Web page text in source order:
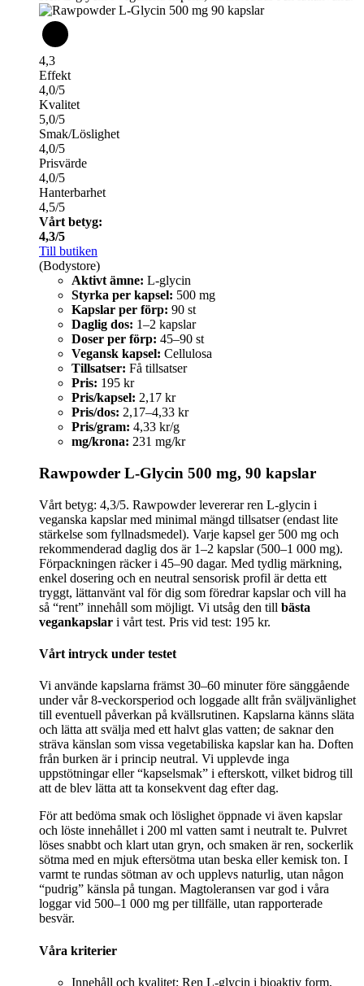
4,3
Effekt
4,0/5
Kvalitet
5,0/5
Smak/Löslighet
4,0/5
Prisvärde
4,0/5
Hanterbarhet
4,5/5
Vårt betyg:
4,3/5
Till butiken
(Bodystore)
Aktivt ämne: L-glycin
Styrka per kapsel: 500 mg
Kapslar per förp: 90 st
Daglig dos: 1–2 kapslar
Doser per förp: 45–90 st
Vegansk kapsel: Cellulosa
Tillsatser: Få tillsatser
Pris: 195 kr
Pris/kapsel: 2,17 kr
Pris/dos: 2,17–4,33 kr
Pris/gram: 4,33 kr/g
mg/krona: 231 mg/kr
Rawpowder L‑Glycin 500 mg, 90 kapslar
Vårt betyg: 4,3/5. Rawpowder levererar ren L‑glycin i
veganska kapslar med minimal mängd tillsatser (endast lite
stärkelse som fyllnadsmedel). Varje kapsel ger 500 mg och
rekommenderad daglig dos är 1–2 kapslar (500–1 000 mg).
Förpackningen räcker i 45–90 dagar. Med tydlig märkning,
enkel dosering och en neutral sensorisk profil är detta ett
tryggt, lättanvänt val för dig som föredrar kapslar och vill ha
så “rent” innehåll som möjligt. Vi utsåg den till bästa
vegankapslar i vårt test. Pris vid test: 195 kr.
Vårt intryck under testet
Vi använde kapslarna främst 30–60 minuter före sänggående
under vår 8‑veckorsperiod och loggade allt från sväljvänlighet
till eventuell påverkan på kvällsrutinen. Kapslarna känns släta
och lätta att svälja med ett halvt glas vatten; de saknar den
sträva känslan som vissa vegetabiliska kapslar kan ha. Doften
från burken är i princip neutral. Vi upplevde inga
uppstötningar eller “kapselsmak” i efterskott, vilket bidrog till
att de blev lätta att ta konsekvent dag efter dag.
För att bedöma smak och löslighet öppnade vi även kapslar
och löste innehållet i 200 ml vatten samt i neutralt te. Pulvret
löses snabbt och klart utan gryn, och smaken är ren, sockerlik
sötma med en mjuk eftersötma utan beska eller kemisk ton. I
varmt te rundas sötman av och upplevs naturlig, utan någon
“pudrig” känsla på tungan. Magtoleransen var god i våra
loggar vid 500–1 000 mg per tillfälle, utan rapporterade
besvär.
Våra kriterier
Innehåll och kvalitet: Ren L‑glycin i bioaktiv form,